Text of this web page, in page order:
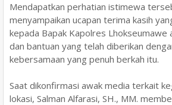
Mendapatkan perhatian istimewa
menyampaikan ucapan terima kasih
kepada Bapak Kapolres Lhokseumawe
dan bantuan yang telah diberikan
kebersamaan yang penuh berkah itu.
Saat dikonfirmasi awak media terkait
lokasi, Salman Alfarasi, SH., MM.